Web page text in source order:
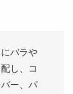
バラや
し、コ
ー、パ